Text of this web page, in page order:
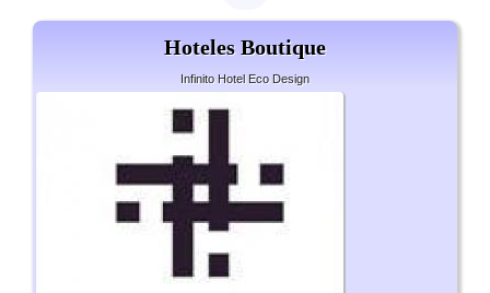
Hoteles Boutique
Infinito Hotel Eco Design